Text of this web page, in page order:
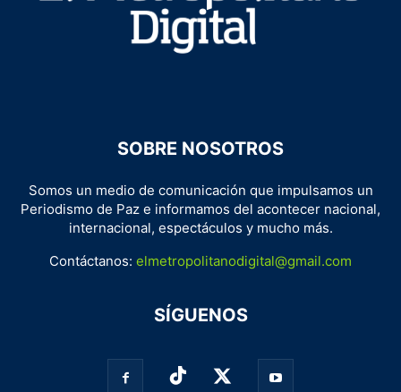
SOBRE NOSOTROS
Somos un medio de comunicación que impulsamos un
Periodismo de Paz e informamos del acontecer nacional,
internacional, espectáculos y mucho más.
Contáctanos: elmetropolitanodigital@gmail.com
SÍGUENOS